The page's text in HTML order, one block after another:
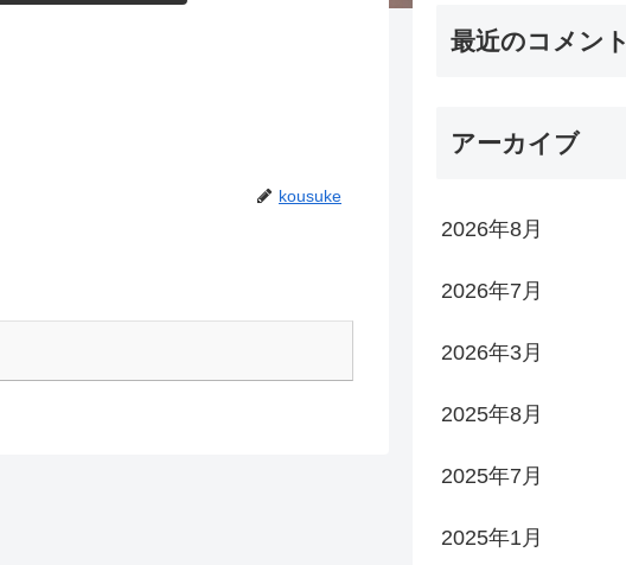
kousuke
最近のコメント
アーカイブ
2026年8月
2026年7月
2026年3月
2025年8月
2025年7月
2025年1月